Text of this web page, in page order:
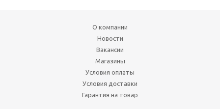
О компании
Новости
Вакансии
Магазины
Условия оплаты
Условия доставки
Гарантия на товар